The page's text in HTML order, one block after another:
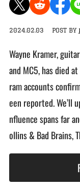
2024.02.03 POST BY
Wayne Kramer,
and MC5, has died
ram accounts
een reported. We’ll
nfluence spans far
ollins & Bad Brains,